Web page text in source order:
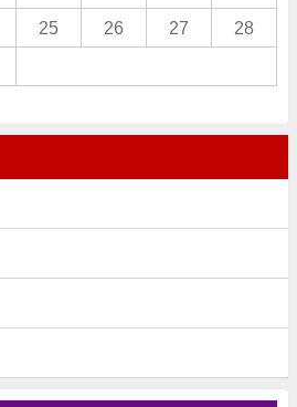
25 26 27 28